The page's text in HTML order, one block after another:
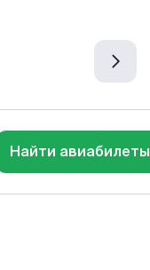
Найти авиабилеты